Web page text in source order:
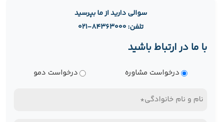
سوالی دارید از ما بپرسید
تلفن: ۸۴۳۶۳۰۰۰-۰۲۱
با ما در ارتباط باشید
درخواست مشاوره درخواست دمو
نام